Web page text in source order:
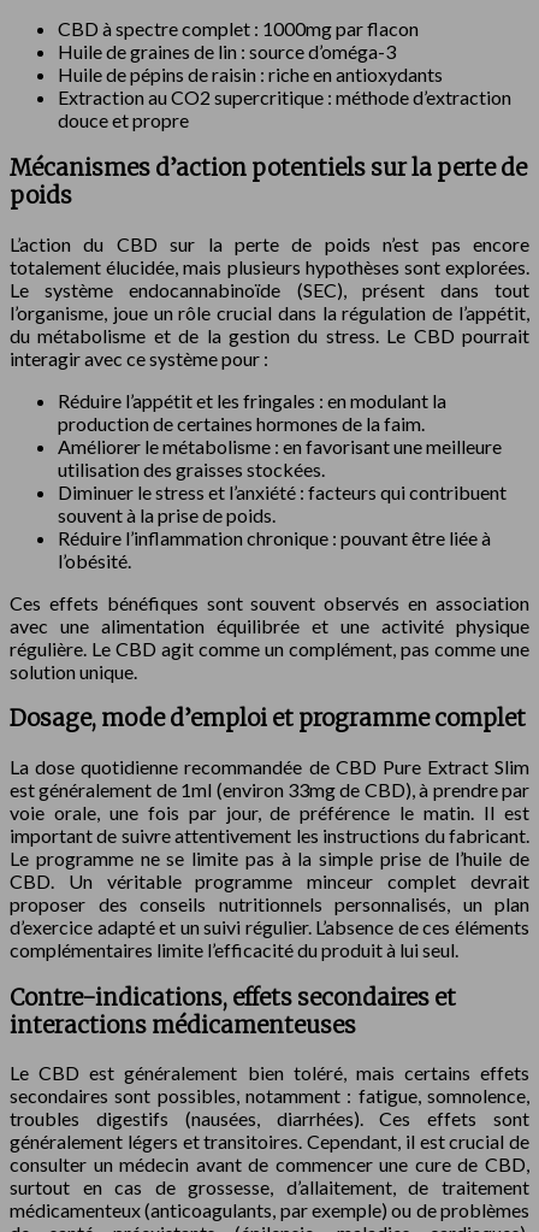
CBD à spectre complet : 1000mg par flacon
Huile de graines de lin : source d’oméga-3
Huile de pépins de raisin : riche en antioxydants
Extraction au CO2 supercritique : méthode d’extraction
douce et propre
Mécanismes d’action potentiels sur la perte de
poids
L’action du CBD sur la perte de poids n’est pas encore
totalement élucidée, mais plusieurs hypothèses sont explorées.
Le système endocannabinoïde (SEC), présent dans tout
l’organisme, joue un rôle crucial dans la régulation de l’appétit,
du métabolisme et de la gestion du stress. Le CBD pourrait
interagir avec ce système pour :
Réduire l’appétit et les fringales : en modulant la
production de certaines hormones de la faim.
Améliorer le métabolisme : en favorisant une meilleure
utilisation des graisses stockées.
Diminuer le stress et l’anxiété : facteurs qui contribuent
souvent à la prise de poids.
Réduire l’inflammation chronique : pouvant être liée à
l’obésité.
Ces effets bénéfiques sont souvent observés en association
avec une alimentation équilibrée et une activité physique
régulière. Le CBD agit comme un complément, pas comme une
solution unique.
Dosage, mode d’emploi et programme complet
La dose quotidienne recommandée de CBD Pure Extract Slim
est généralement de 1ml (environ 33mg de CBD), à prendre par
voie orale, une fois par jour, de préférence le matin. Il est
important de suivre attentivement les instructions du fabricant.
Le programme ne se limite pas à la simple prise de l’huile de
CBD. Un véritable programme minceur complet devrait
proposer des conseils nutritionnels personnalisés, un plan
d’exercice adapté et un suivi régulier. L’absence de ces éléments
complémentaires limite l’efficacité du produit à lui seul.
Contre-indications, effets secondaires et
interactions médicamenteuses
Le CBD est généralement bien toléré, mais certains effets
secondaires sont possibles, notamment : fatigue, somnolence,
troubles digestifs (nausées, diarrhées). Ces effets sont
généralement légers et transitoires. Cependant, il est crucial de
consulter un médecin avant de commencer une cure de CBD,
surtout en cas de grossesse, d’allaitement, de traitement
médicamenteux (anticoagulants, par exemple) ou de problèmes